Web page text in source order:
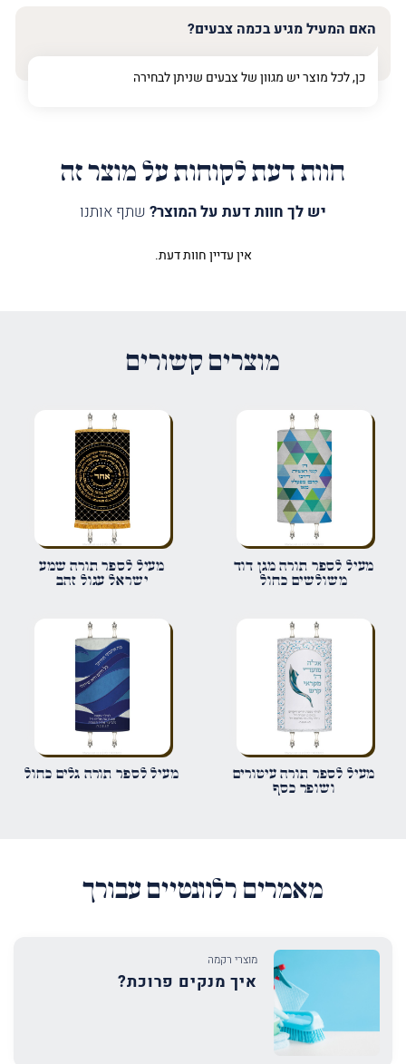
האם המעיל מגיע בכמה צבעים?
כן, לכל מוצר יש מגוון של צבעים שניתן לבחירה
חוות דעת לקוחות על מוצר זה
יש לך חוות דעת על המוצר? שתף אותנו
הביקורת שלך*
שם*
שמור בדפדפן זה את השם, האימייל והאתר שלי לפעם הבאה שאגיב.
אין עדיין חוות דעת.
מוצרים קשורים
מעיל לספר תורה מגן דוד
משולשים כחול
מעיל לספר תורה שמע
ישראל עגול זהב
מעיל לספר תורה עיטורים
ושופר כסף
מעיל לספר תורה גלים כחול
מאמרים רלוונטיים עבורך
מוצרי רקמה
איך מנקים פרוכת?